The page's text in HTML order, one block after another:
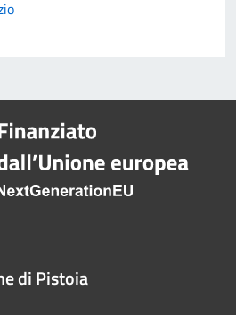
di Pistoia